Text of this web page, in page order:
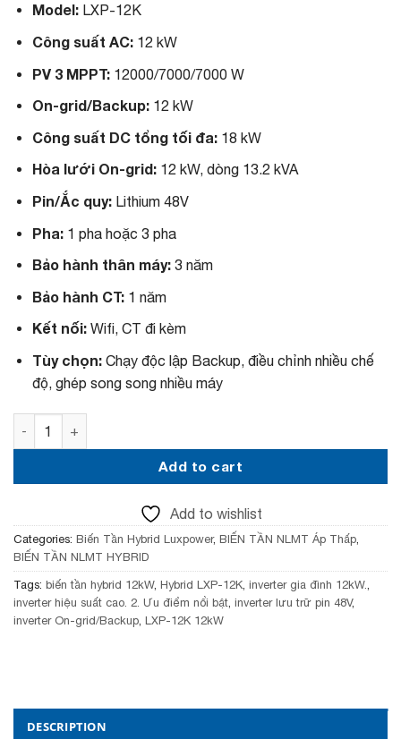
i
i
a
p
i
e
a
:
5
1
,
0
0
0
,
0
0
t
c
i
,
5
0
0
₫
Model:LXP-12K
Công suất AC:12 kW
PV 3 MPPT:12000/7000/7000 W
On-grid/Backup:12 kW
Công suất DC tổng tối đa:18 kW
Hòa lưới On-grid:12 kW, dòng 13.2 kVA
Pin/Ắc quy:Lithium 48V
Pha:1 pha hoặc 3 pha
Bảo hành thân máy:3 năm
Bảo hành CT:1 năm
Kết nối:Wifi, CT đi kèm
Tùy chọn:Chạy độc lập Backup, điều chỉnh nhiều chế
độ, ghép song song nhiều máy
Biến tần LuxPower Hybrid LXP-12K 12kW quantity
Add to cart
Add to wishlist
Categories: Biến Tần Hybrid Luxpower, BIẾN TẦN NLMT Áp Thấp
BIẾN TẦN NLMT HYBRID
Tags: biến tần hybrid 12kW, Hybrid LXP-12K inverter gia đình 12kW.
inverter hiệu suất cao. 2. Ưu điểm nổi bật inverter lưu trữ pin 48V,
inverter On-grid/Backup LXP-12K 12kW
DESCRIPTION